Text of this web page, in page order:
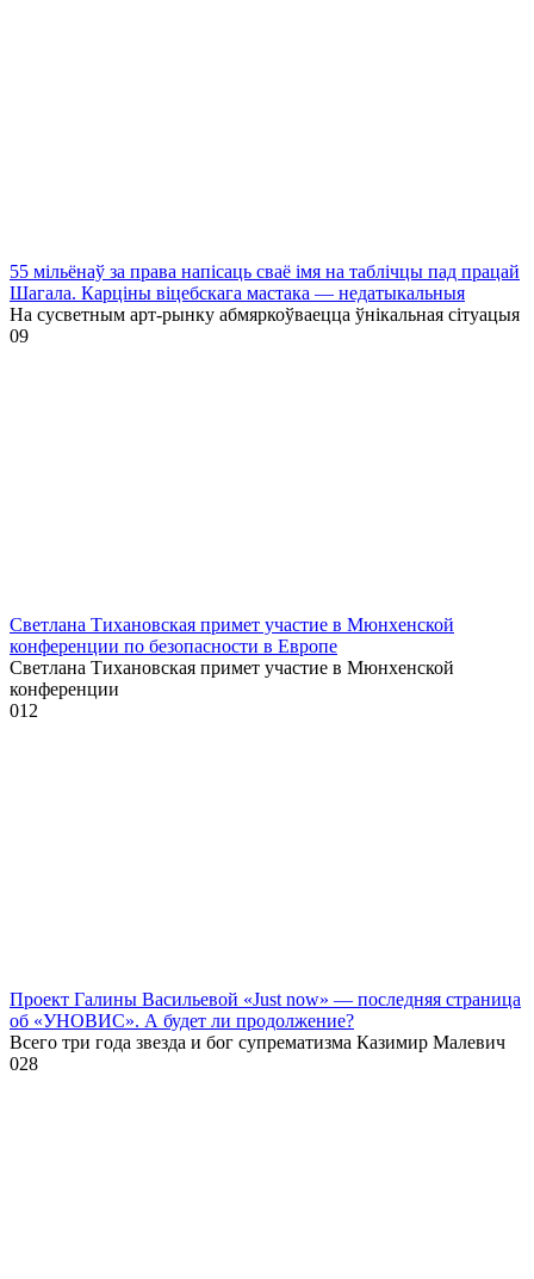
55 мільёнаў за права напісаць сваё імя на таблічцы пад працай
Шагала. Карціны віцебскага мастака — недатыкальныя
На сусветным арт-рынку абмяркоўваецца ўнікальная сітуацыя
09
Светлана Тихановская примет участие в Мюнхенской
конференции по безопасности в Европе
Светлана Тихановская примет участие в Мюнхенской
конференции
012
Проект Галины Васильевой «Just now» — последняя страница
об «УНОВИС». А будет ли продолжение?
Всего три года звезда и бог супрематизма Казимир Малевич
028